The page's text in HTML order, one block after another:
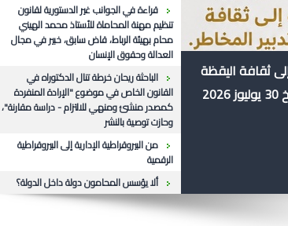
قراءة في الجوانب غير الدستورية لقانون
تنظيم مهنة المحاماة للأستاذ محمد الهيني
محام بهيئة الرباط، قاض سابق، خبير في مجال
العدالة وحقوق الإنسان
الباحثة ريحان خرطة تنال الدكتوراه في
القانون الخاص في موضوع "الإرادة المنفردة
كمصدر منشئ ومنهي للالتزام - دراسة مقارنة"،
وحازت توصية بالنشر
من البيروقراطية الإدارية إلى البيروقراطية
الرقمية
ألا يؤسس المحامون دولة داخل الدولة؟
ثقافة اليقظة